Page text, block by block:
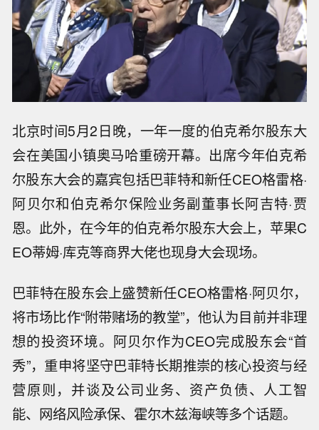
北京时间5月2日晚，一年一度的伯克希尔股东大
会在美国小镇奥马哈重磅开幕。出席今年伯克希
尔股东大会的嘉宾包括巴菲特和新任CEO格雷格·
阿贝尔和伯克希尔保险业务副董事长阿吉特·贾
恩。此外，在今年的伯克希尔股东大会上，苹果C
EO蒂姆·库克等商界大佬也现身大会现场。
巴菲特在股东会上盛赞新任CEO格雷格·阿贝尔，
将市场比作“附带赌场的教堂”，他认为目前并非理
想的投资环境。阿贝尔作为CEO完成股东会“首
秀”，重申将坚守巴菲特长期推崇的核心投资与经
营原则，并谈及公司业务、资产负债、人工智
能、网络风险承保、霍尔木兹海峡等多个话题。